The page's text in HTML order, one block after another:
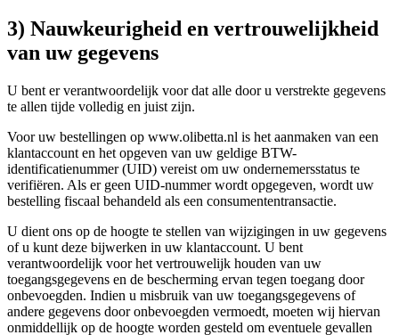
3) Nauwkeurigheid en vertrouwelijkheid
van uw gegevens
U bent er verantwoordelijk voor dat alle door u verstrekte gegevens
te allen tijde volledig en juist zijn.
Voor uw bestellingen op www.olibetta.nl is het aanmaken van een
klantaccount en het opgeven van uw geldige BTW-
identificatienummer (UID) vereist om uw ondernemersstatus te
verifiëren. Als er geen UID-nummer wordt opgegeven, wordt uw
bestelling fiscaal behandeld als een consumententransactie.
U dient ons op de hoogte te stellen van wijzigingen in uw gegevens
of u kunt deze bijwerken in uw klantaccount. U bent
verantwoordelijk voor het vertrouwelijk houden van uw
toegangsgegevens en de bescherming ervan tegen toegang door
onbevoegden. Indien u misbruik van uw toegangsgegevens of
andere gegevens door onbevoegden vermoedt, moeten wij hiervan
onmiddellijk op de hoogte worden gesteld om eventuele gevallen